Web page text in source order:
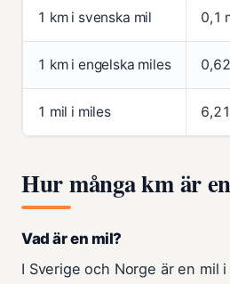
1 km i svenska mil 0,1
1 km i engelska miles
1 mil i miles
Hur många km är
Vad är en mil?
I Sverige och Norge är en mil